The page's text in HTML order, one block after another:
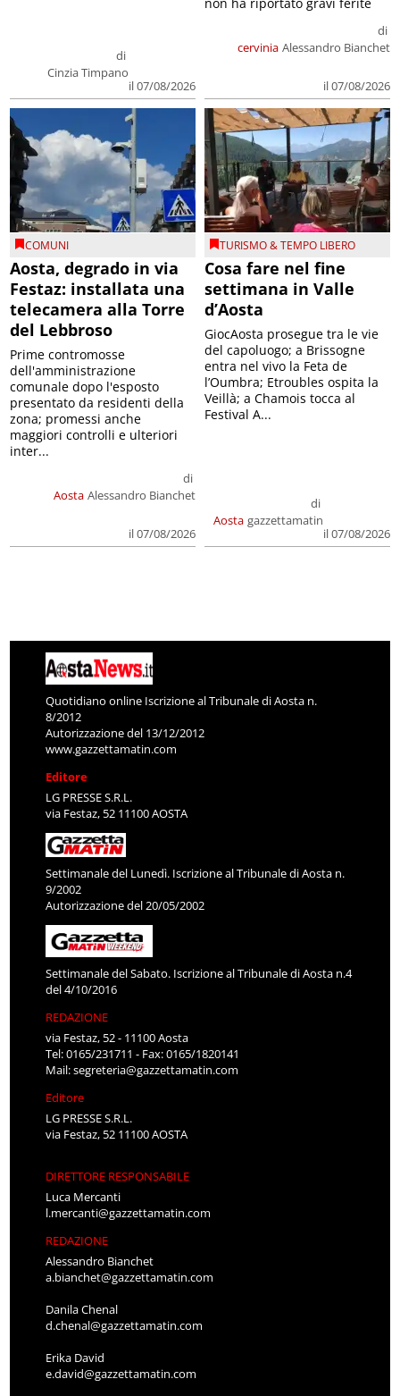
di
Cinzia Timpano
il 07/08/2026
cervinia
di
Alessandro Bianchet
il 07/08/2026
COMUNI
Aosta, degrado in via
Festaz: installata una
telecamera alla Torre
del Lebbroso
Aosta
di
Alessandro Bianchet
il 07/08/2026
Prime contromosse
dell'amministrazione
comunale dopo l'esposto
presentato da residenti della
zona; promessi anche
maggiori controlli e ulteriori
inter...
TURISMO & TEMPO LIBERO
Cosa fare nel fine
settimana in Valle
d’Aosta
Aosta
di
gazzettamatin
il 07/08/2026
GiocAosta prosegue tra le vie
del capoluogo; a Brissogne
entra nel vivo la Feta de
l’Oumbra; Etroubles ospita la
Veillà; a Chamois tocca al
Festival A...
Quotidiano online Iscrizione al Tribunale di Aosta n.
8/2012
Autorizzazione del 13/12/2012
www.gazzettamatin.com
Editore
LG PRESSE S.R.L.
via Festaz, 52 11100 AOSTA
Settimanale del Lunedì. Iscrizione al Tribunale di Aosta n.
9/2002
Autorizzazione del 20/05/2002
Settimanale del Sabato. Iscrizione al Tribunale di Aosta n.4
del 4/10/2016
REDAZIONE
via Festaz, 52 - 11100 Aosta
Tel: 0165/231711 - Fax: 0165/1820141
Mail:segreteria@gazzettamatin.com
Editore
LG PRESSE S.R.L.
via Festaz, 52 11100 AOSTA
DIRETTORE RESPONSABILE
Luca Mercanti
l.mercanti@gazzettamatin.com
REDAZIONE
Alessandro Bianchet
a.bianchet@gazzettamatin.com
Danila Chenal
d.chenal@gazzettamatin.com
Erika David
e.david@gazzettamatin.com